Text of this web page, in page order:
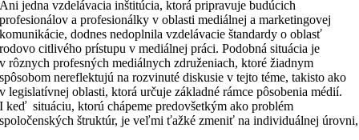
Ani jedna vzdelávacia inštitúcia, ktorá pripravuje budúcich
profesionálov a profesionálky v oblasti mediálnej a marketingovej
komunikácie, dodnes nedoplnila vzdelávacie štandardy o oblasť
rodovo citlivého prístupu v mediálnej práci. Podobná situácia je
v rôznych profesných mediálnych združeniach, ktoré žiadnym
spôsobom nereflektujú na rozvinuté diskusie v tejto téme, takisto ako
v legislatívnej oblasti, ktorá určuje základné rámce pôsobenia médií.
I keď situáciu, ktorú chápeme predovšetkým ako problém
spoločenských štruktúr, je veľmi ťažké zmeniť na individuálnej úrovni,